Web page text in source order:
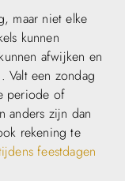
maar niet elke
kunnen
afwijken en
Valt een zondag
periode of
anders zijn dan
rekening te
feestdagen